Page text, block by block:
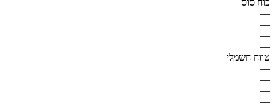
—
—
—
—
טווח חשמלי
—
—
—
—